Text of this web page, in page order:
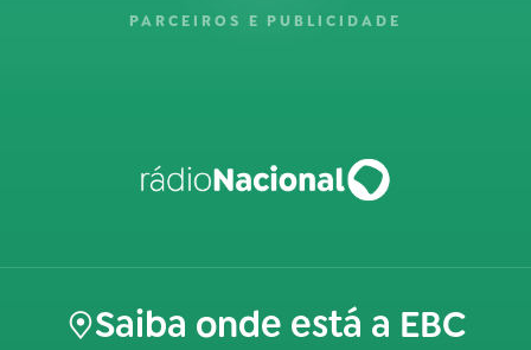
PARCEIROS E PUBLICIDADE
Saiba onde está a EBC